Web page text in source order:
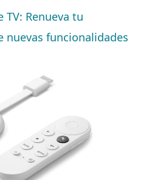
TV: Renueva tu
funcionalidades